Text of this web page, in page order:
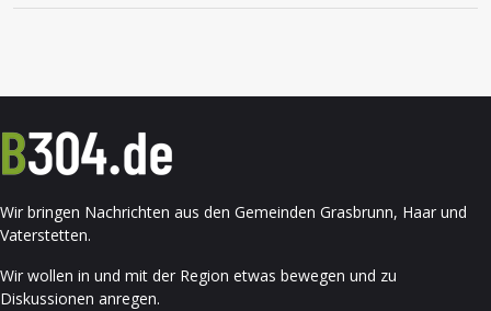
Wir bringen Nachrichten aus den Gemeinden Grasbrunn, Haar und
Vaterstetten.
Wir wollen in und mit der Region etwas bewegen und zu
Diskussionen anregen.